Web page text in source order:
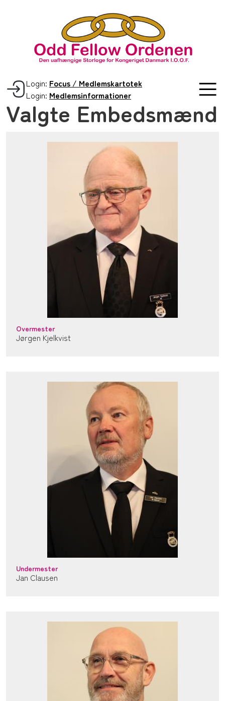
Login: Focus / Medlemskartotek
Login: Medlemsinformationer
Valgte Embedsmænd
Overmester
Jørgen Kjelkvist
Undermester
Jan Clausen